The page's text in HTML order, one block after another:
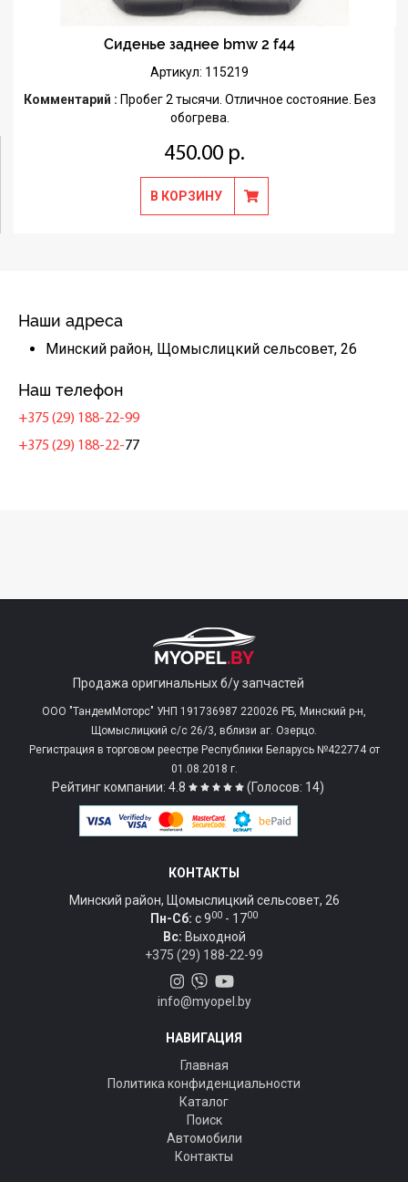
Сиденье заднее bmw 2 f44
Артикул: 115219
Комментарий : Пробег 2 тысячи. Отличное состояние. Без
обогрева.
450.00 р.
В КОРЗИНУ
Наши адреса
Минский район, Щомыслицкий сельсовет, 26
Наш телефон
+375 (29) 188-22-99
+375 (29) 188-22-77
Продажа оригинальных б/у запчастей
ООО "ТандемМоторс" УНП 191736987 220026 РБ, Минский р-н,
Щомыслицкий с/c 26/3, вблизи аг. Озерцо.
Регистрация в торговом реестре Республики Беларусь №422774 от
01.08.2018 г.
Рейтинг компании: 4.8 (Голосов: 14)
КОНТАКТЫ
Минский район, Щомыслицкий сельсовет, 26
Пн-Сб: c 900 - 1700
Вс: Выходной
+375 (29) 188-22-99
info@myopel.by
НАВИГАЦИЯ
Главная
Политика конфиденциальности
Каталог
Поиск
Автомобили
Контакты